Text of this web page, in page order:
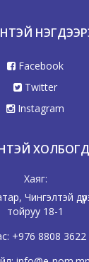
Facebook
Twitter
Instagram
Хаяг:
Чингэлтэй
тойруу 18-1
+976 8808 3622